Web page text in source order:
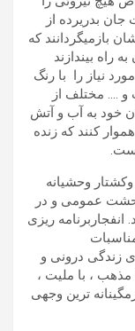
بدریرده از
بازمیگردانند که
راه بیندازند
نیاز را با رنگ
و …. مختلف از
خود به آب و آتش
کنند که زنده
وحشیانه
عمومی و در
ریزی
زندگی درونی و
مذهب ، با ملیت ،
ترین وجهی